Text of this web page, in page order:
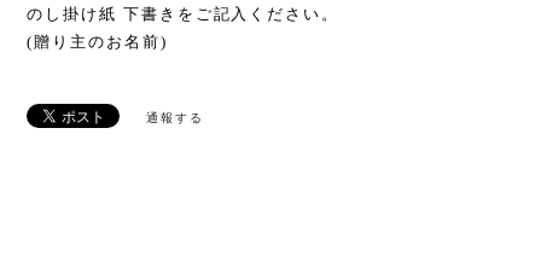
のし掛け紙 下書きをご記入ください。
(贈り主のお名前)
通報する